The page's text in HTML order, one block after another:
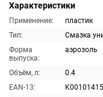
Характеристики
Применение:
пластик
Тип:
Смазка
Форма
выпуска:
аэрозоль
Объём, л:
0.4
EAN-13: